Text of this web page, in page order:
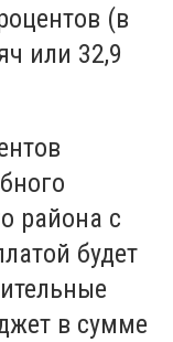
(в
или 32,9
района с
будет
в сумме